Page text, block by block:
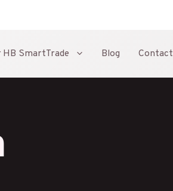
HB SmartTrade Blog Contact